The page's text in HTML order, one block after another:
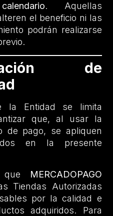
. Aquellas
el beneficio ni las
podrán realizarse
de
la Entidad se limita
que, al usar la
de pago, se apliquen
en la presente
que
MERCADOPAGO
Tiendas Autorizadas
por la calidad e
adquiridos. Para